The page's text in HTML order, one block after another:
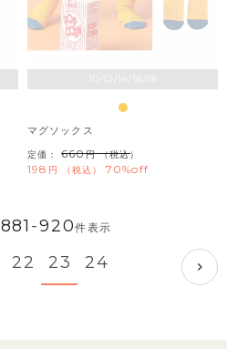
10/12/14/16/18
マグソックス
定価： 660 （税込）
198 税込 70%off
881 -920件表示
22 23 24